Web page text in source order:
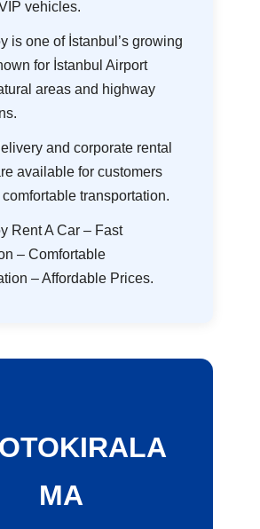
vehicles.
is one of İstanbul’s growing
for İstanbul Airport
areas and highway
and corporate rental
available for customers
transportation.
Rent A Car – Fast
– Comfortable
– Affordable Prices.
MA